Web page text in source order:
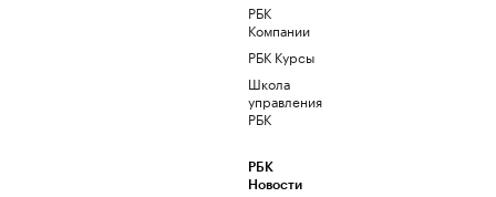
РБК
Компании
РБК Курсы
Школа
управления
РБК
РБК
Новости